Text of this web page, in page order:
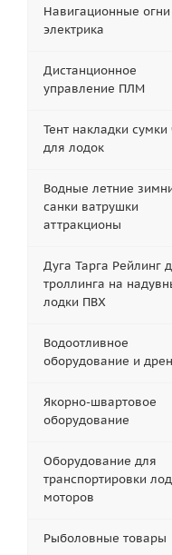
Навигационные огни
электрика
Дистанционное
управление ПЛМ
Тент накладки
для лодок
Водные летние
санки ватрушки
аттракционы
Дуга Тарга Рейлинг
троллинга на
лодки ПВХ
Водоотливное
оборудование и
Якорно-швартовое
оборудование
Оборудование для
транспортировки
моторов
Рыболовные товары